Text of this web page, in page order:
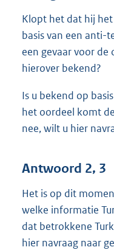
Klopt het dat hij
basis van een anti-
een gevaar voor de
hierover bekend?
Is u bekend op
het oordeel komt
nee, wilt u hier
Antwoord 2, 3
Het is op dit
welke informatie
dat betrokkene
hier navraag naar